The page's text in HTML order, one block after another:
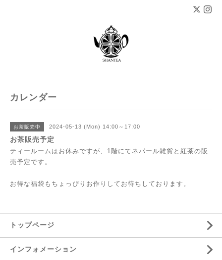
カレンダー
お茶販売中 2024-05-13 (Mon) 14:00～17:00
お茶販売予定
ティールームはお休みですが、1階にてネパール雑貨と紅茶の販
売予定です。
お得な福袋もちょっぴりお作りしてお待ちしております。
トップページ
インフォメーション